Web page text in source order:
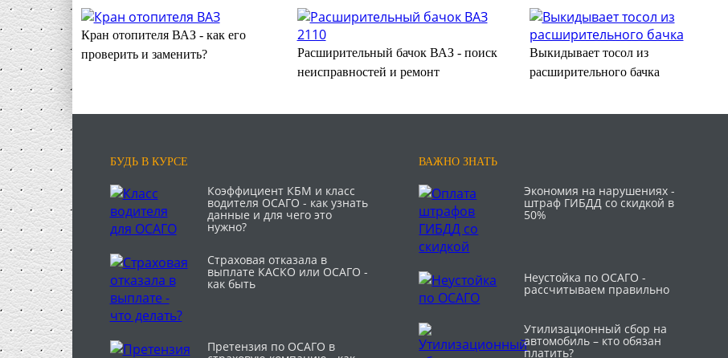
Кран отопителя ВАЗ - как его
проверить и заменить?
Расширительный бачок ВАЗ - поиск
неисправностей и ремонт
Выкидывает тосол из
расширительного бачка
БУДЬ В КУРСЕ
Коэффициент КБМ и класс
водителя ОСАГО - как узнать
данные и для чего это
нужно?
Страховая отказала в
выплате КАСКО или ОСАГО -
как быть
Претензия по ОСАГО в
ВАЖНО ЗНАТЬ
Экономия на нарушениях -
штраф ГИБДД со скидкой в
50%
Неустойка по ОСАГО -
рассчитываем правильно
Утилизационный сбор на
автомобиль – кто обязан
платить?